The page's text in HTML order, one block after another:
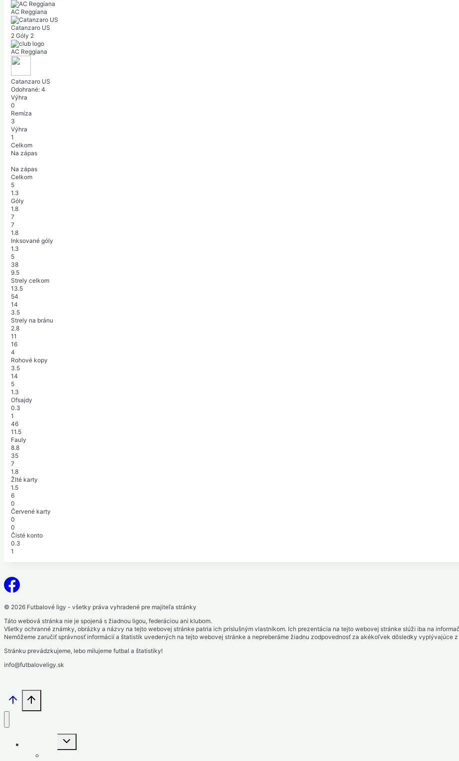
AC Reggiana
Catanzaro US
2 Góly 2
AC Reggiana
Catanzaro US
Odohrané: 4
Výhra
0
Remíza
3
Výhra
1
Celkom
Na zápas
Na zápas
Celkom
5
1.3
Góly
1.8
7
7
1.8
Inksované góly
1.3
5
38
9.5
Strely celkom
13.5
54
14
3.5
Strely na bránu
2.8
11
16
4
Rohové kopy
3.5
14
5
1.3
Ofsajdy
0.3
1
46
11.5
Fauly
8.8
35
7
1.8
Žlté karty
1.5
6
0
Červené karty
0
0
Čisté konto
0.3
1
© 2026 Futbalové ligy - všetky práva vyhradené pre majiteľa stránky
Táto webová stránka nie je spojená s žiadnou ligou, federáciou ani klubom.
Všetky ochranné známky, obrázky a názvy na tejto webovej stránke patria ich príslušným vlastníkom. Ich prezentácia na tejto webovej stránke slúži iba na
Nemôžeme zaručiť správnosť informácií a štatistík uvedených na tejto webovej stránke a nepreberáme žiadnu zodpovednosť za akékoľvek dôsledky vyplývajúce
Stránku prevádzkujeme, lebo milujeme futbal a štatistiky!
info@futbaloveligy.sk
Toggle
child